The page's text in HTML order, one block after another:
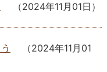
（2024年11月01日 ）
（2024年11月01